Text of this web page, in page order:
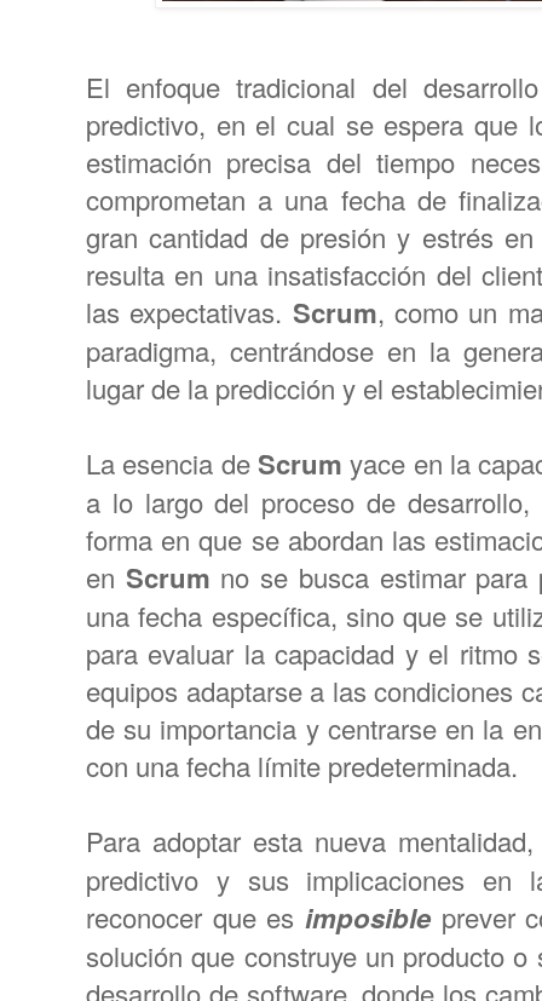
El enfoque tradicional del
predictivo, en el cual se espera que
estimación precisa del tiempo
comprometan a una fecha de
gran cantidad de presión y estrés
resulta en una insatisfacción del
las expectativas. Scrum, como un
paradigma, centrándose en la
lugar de la predicción y el
La esencia de Scrumyace en la
a lo largo del proceso de
forma en que se abordan las
en Scrum no se busca estimar para
una fecha específica, sino que se
para evaluar la capacidad y el ritmo
equipos adaptarse a las condiciones
de su importancia y centrarse en la
con una fecha límite predeterminada.
Para adoptar esta nueva
predictivo y sus implicaciones en
reconocer que es imposibleprever
solución que construye un producto
desarrollo de software, donde los